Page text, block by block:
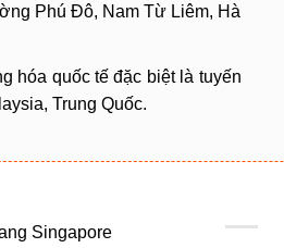
Phú Đô, Nam Từ Liêm, Hà
hóa quốc tế đặc biệt là tuyến
Trung Quốc.
Singapore